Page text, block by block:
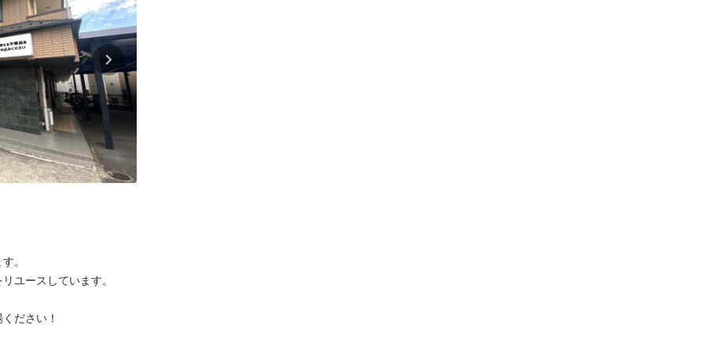
。
ユースしています。
ださい！